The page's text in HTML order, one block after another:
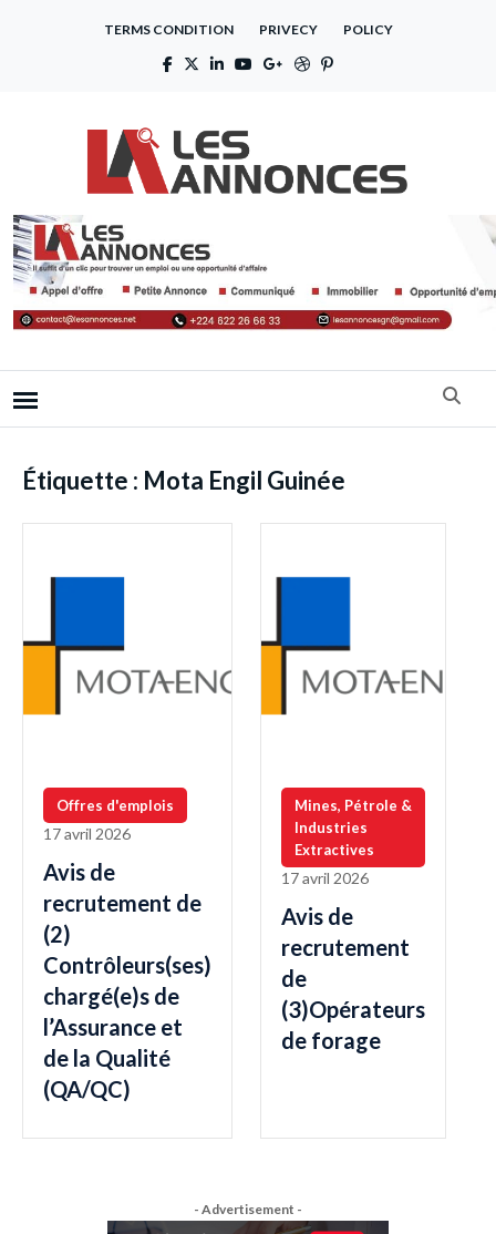
TERMS CONDITION PRIVECY POLICY
Étiquette : Mota Engil Guinée
Offres d'emplois
17 avril 2026
Avis de
recrutement de
(2)
Contrôleurs(ses)
chargé(e)s de
l’Assurance et
de la Qualité
(QA/QC)
Mines, Pétrole &
Industries
Extractives
17 avril 2026
Avis de
recrutement
de
(3)Opérateurs
de forage
- Advertisement -